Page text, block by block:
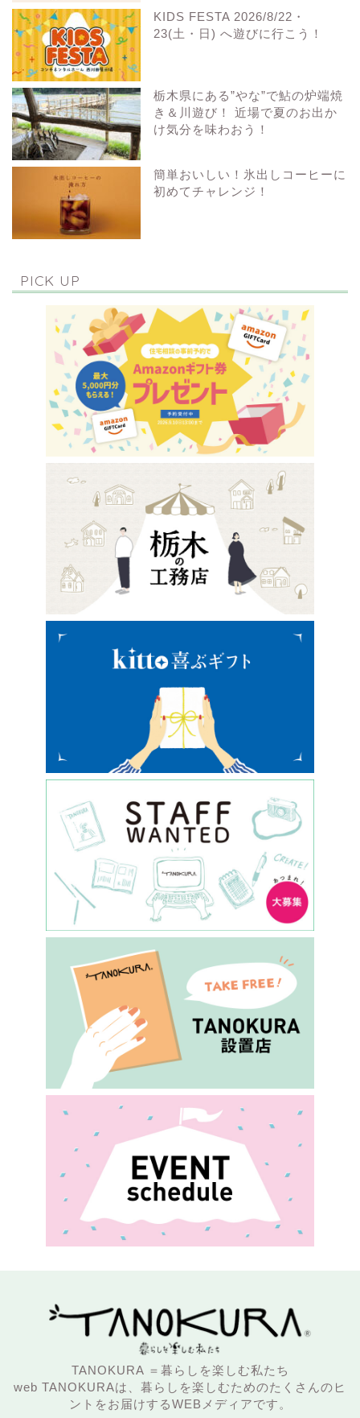
KIDS FESTA 2026/8/22・
23(土・日) へ遊びに行こう！
栃木県にある”やな”で鮎の炉端焼
き＆川遊び！ 近場で夏のお出か
け気分を味わおう！
簡単おいしい！氷出しコーヒーに
初めてチャレンジ！
PICK UP
TANOKURA ＝暮らしを楽しむ私たち
web TANOKURAは、暮らしを楽しむためのたくさんのヒ
ントをお届けするWEBメディアです。